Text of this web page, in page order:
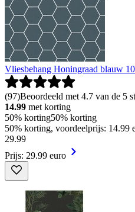
Vliesbehang Honingraad blauw
(97)Beoordeeld met 4.7 van de 5
14.99 met korting
50% korting50% korting
50% korting, voordeelprijs: 14.99
29.99
Prijs: 29.99 euro